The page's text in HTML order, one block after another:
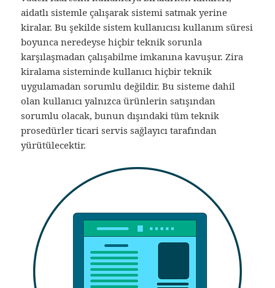
aidatlı sistemle çalışarak sistemi satmak yerine
kiralar. Bu şekilde sistem kullanıcısı kullanım süresi
boyunca neredeyse hiçbir teknik sorunla
karşılaşmadan çalışabilme imkanına kavuşur. Zira
kiralama sisteminde kullanıcı hiçbir teknik
uygulamadan sorumlu değildir. Bu sisteme dahil
olan kullanıcı yalnızca ürünlerin satışından
sorumlu olacak, bunun dışındaki tüm teknik
prosedürler ticari servis sağlayıcı tarafından
yürütülecektir.